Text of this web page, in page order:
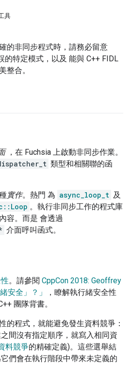
具
的非同步程式時，請務必留意
的特定模式，以及 能與 C++ FIDL
整合。
，在 Fuchsia 上啟動非同步作業。
類型和相關聯的函
實作。熱門 為 async_loop_t 及
。執行非同步工作的程式庫
容。而是 會透過
介面呼叫函式。
。請參閱 CppCon 2018: Geoffrey
安全」？」
，瞭解執行緒安全性
團隊背書。
的程式，就能避免發生資料競爭：
間沒有指定順序，就寫入相同資
料競爭的精確定義)。這些選舉結
們會在執行階段中帶來未定義的